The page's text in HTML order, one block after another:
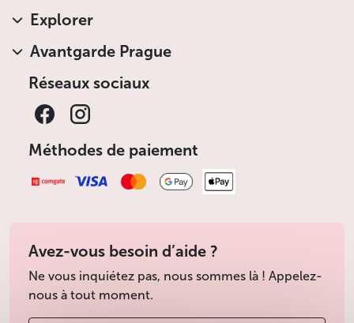
Explorer
Avantgarde Prague
Réseaux sociaux
Méthodes de paiement
Avez-vous besoin d’aide ?
Ne vous inquiétez pas, nous sommes là ! Appelez-
nous à tout moment.